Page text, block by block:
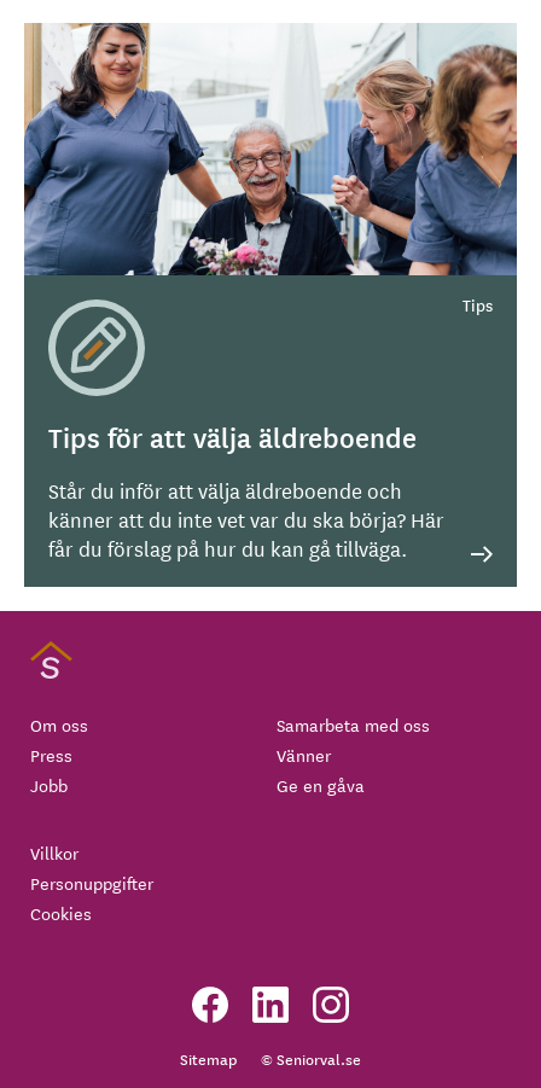
Tips för att välja äldreboende
Står du inför att välja äldreboende och
känner att du inte vet var du ska börja? Här
får du förslag på hur du kan gå tillväga.
Om oss
Press
Jobb
Samarbeta med oss
Vänner
Ge en gåva
Villkor
Personuppgifter
Cookies
Sitemap © Seniorval.se